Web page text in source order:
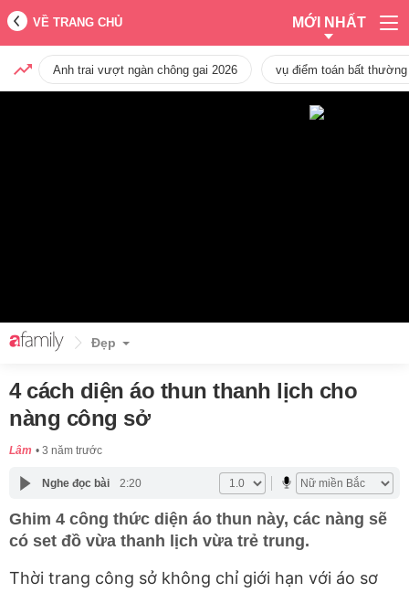
VỀ TRANG CHỦ MỚI NHẤT
Anh trai vượt ngàn chông gai 2026 vụ điểm toán bất
Đẹp
4 cách diện áo thun thanh lịch cho
nàng công sở
Lâm 3 năm trước
Nghe đọc bài 2:20
Ghim 4 công thức diện áo thun này, các nàng sẽ
có set đồ vừa thanh lịch vừa trẻ trung.
Thời trang công sở không chỉ giới hạn với áo sơ